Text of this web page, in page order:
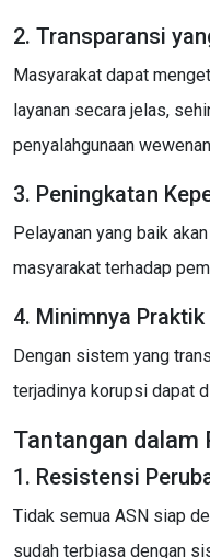
2. Transparansi
Masyarakat dapat
layanan secara jelas,
penyalahgunaan
3. Peningkatan
Pelayanan yang baik
masyarakat terhadap
4. Minimnya
Dengan sistem yang
terjadinya korupsi dapat
Tantangan dalam
1. Resistensi
Tidak semua ASN siap
sudah terbiasa dengan